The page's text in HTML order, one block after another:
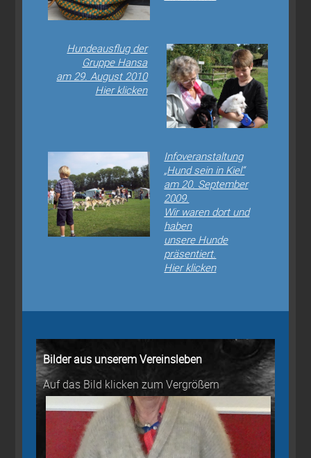
Hundeausflug der
Gruppe Hansa
am 29. August 2010
Hier klicken
Infoveranstaltung
„Hund sein in Kiel“
am 20. September
2009.
Wir waren dort und
haben
unsere Hunde
präsentiert.
Hier klicken
Bilder aus unserem Vereinsleben
Auf das Bild klicken zum Vergrößern